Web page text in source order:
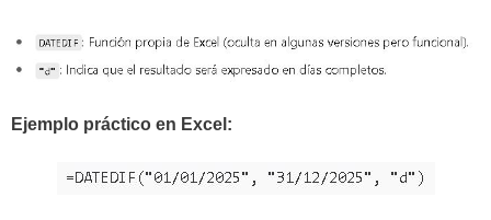
Ejemplo práctico en Excel: